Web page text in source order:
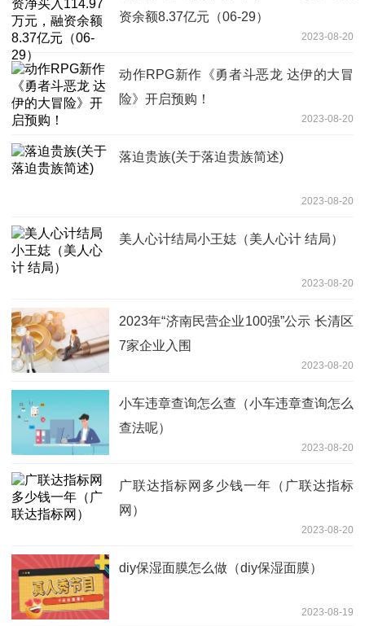
资余额8.37亿元（06-29）
2023-08-20
动作RPG新作《勇者斗恶龙 达伊的大冒
险》开启预购！
2023-08-20
落迫贵族(关于落迫贵族简述)
2023-08-20
美人心计结局小王娡（美人心计 结局）
2023-08-20
2023年“济南民营企业100强”公示 长清区
7家企业入围
2023-08-20
小车违章查询怎么查（小车违章查询怎么
查法呢）
2023-08-20
广联达指标网多少钱一年（广联达指标
网）
2023-08-20
diy保湿面膜怎么做（diy保湿面膜）
2023-08-19